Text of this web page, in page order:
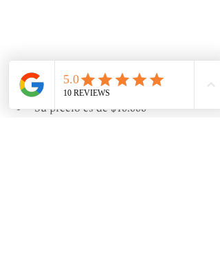
Su precio es de $10.000